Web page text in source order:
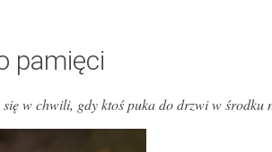
pamięci
w chwili, gdy ktoś puka do drzwi w środku